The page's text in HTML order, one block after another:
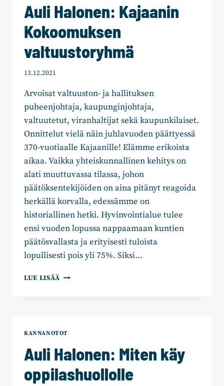
Auli Halonen: Kajaanin
Kokoomuksen
valtuustoryhmä
13.12.2021
Arvoisat valtuuston- ja hallituksen
puheenjohtaja, kaupunginjohtaja,
valtuutetut, viranhaltijat sekä kaupunkilaiset.
Onnittelut vielä näin juhlavuoden päättyessä
370-vuotiaalle Kajaanille! Elämme erikoista
aikaa. Vaikka yhteiskunnallinen kehitys on
alati muuttuvassa tilassa, johon
päätöksentekijöiden on aina pitänyt reagoida
herkällä korvalla, edessämme on
historiallinen hetki. Hyvinvointialue tulee
ensi vuoden lopussa nappaamaan kuntien
päätösvallasta ja erityisesti tuloista
lopullisesti pois yli 75%. Siksi…
LUE LISÄÄ AULI
KANNANOTOT
Auli Halonen: Miten käy
oppilashuollolle